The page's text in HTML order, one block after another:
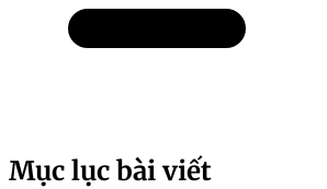
Mục lục bài viết